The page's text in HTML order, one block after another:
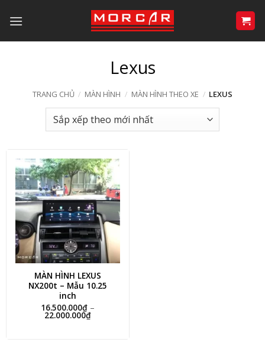
qua
nội
Lexus
TRANG CHỦ / MÀN HÌNH / MÀN HÌNH THEO XE / LEXUS
MÀN HÌNH LEXUS
NX200t – Mẫu 10.25
inch
16.500.000₫ –
22.000.000₫Khoảng